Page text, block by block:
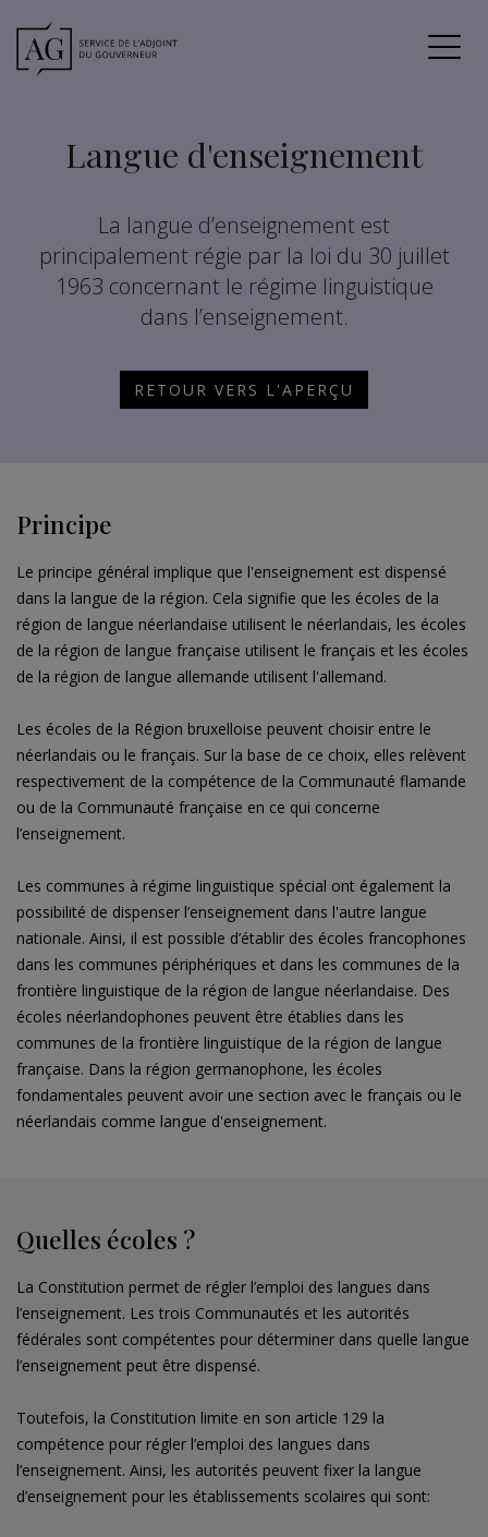
Langue d'enseignement
La langue d’enseignement est
principalement régie par la loi du 30 juillet
1963 concernant le régime linguistique
dans l’enseignement.
RETOUR VERS L'APERÇU
Principe
Le principe général implique que l'enseignement est dispensé
dans la langue de la région. Cela signifie que les écoles de la
région de langue néerlandaise utilisent le néerlandais, les écoles
de la région de langue française utilisent le français et les écoles
de la région de langue allemande utilisent l'allemand.
Les écoles de la Région bruxelloise peuvent choisir entre le
néerlandais ou le français. Sur la base de ce choix, elles relèvent
respectivement de la compétence de la Communauté flamande
ou de la Communauté française en ce qui concerne
l’enseignement.
Les communes à régime linguistique spécial ont également la
possibilité de dispenser l’enseignement dans l'autre langue
nationale. Ainsi, il est possible d’établir des écoles francophones
dans les communes périphériques et dans les communes de la
frontière linguistique de la région de langue néerlandaise. Des
écoles néerlandophones peuvent être établies dans les
communes de la frontière linguistique de la région de langue
française. Dans la région germanophone, les écoles
fondamentales peuvent avoir une section avec le français ou le
néerlandais comme langue d'enseignement.
Quelles écoles ?
La Constitution permet de régler l’emploi des langues dans
l’enseignement. Les trois Communautés et les autorités
fédérales sont compétentes pour déterminer dans quelle langue
l’enseignement peut être dispensé.
Toutefois, la Constitution limite en son article 129 la
compétence pour régler l’emploi des langues dans
l’enseignement. Ainsi, les autorités peuvent fixer la langue
d’enseignement pour les établissements scolaires qui sont: